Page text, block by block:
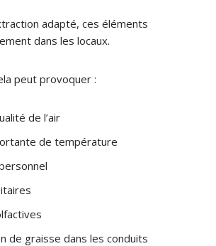
adapté, ces éléments
dans les locaux.
peut provoquer :
de l’air
de température
de graisse dans les conduits